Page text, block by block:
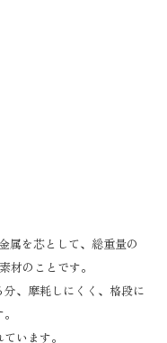
属を芯として、総重量の
材のことです。
、摩耗しにくく、格段に
います。